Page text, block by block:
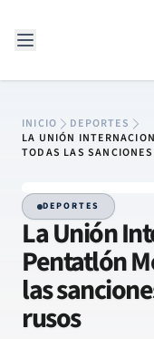
INICIO
DEPORTES
LA UNIÓN
TODAS LAS
DEPORTES
La Unión
Pentatlón
las
rusos